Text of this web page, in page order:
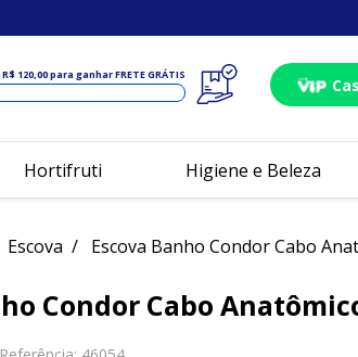
R$ 120,00para ganhar FRETE GRÁTIS
Hortifruti Higiene e Beleza
Escova Escova Banho Condor Cabo
Condor Cabo